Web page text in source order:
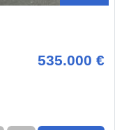
535.000 €